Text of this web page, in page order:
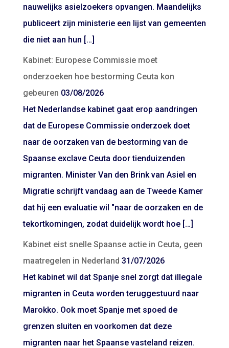
nauwelijks asielzoekers opvangen. Maandelijks
publiceert zijn ministerie een lijst van gemeenten
die niet aan hun […]
Kabinet: Europese Commissie moet
onderzoeken hoe bestorming Ceuta kon
gebeuren 03/08/2026
Het Nederlandse kabinet gaat erop aandringen
dat de Europese Commissie onderzoek doet
naar de oorzaken van de bestorming van de
Spaanse exclave Ceuta door tienduizenden
migranten. Minister Van den Brink van Asiel en
Migratie schrijft vandaag aan de Tweede Kamer
dat hij een evaluatie wil "naar de oorzaken en de
tekortkomingen, zodat duidelijk wordt hoe […]
Kabinet eist snelle Spaanse actie in Ceuta, geen
maatregelen in Nederland 31/07/2026
Het kabinet wil dat Spanje snel zorgt dat illegale
migranten in Ceuta worden teruggestuurd naar
Marokko. Ook moet Spanje met spoed de
grenzen sluiten en voorkomen dat deze
migranten naar het Spaanse vasteland reizen.